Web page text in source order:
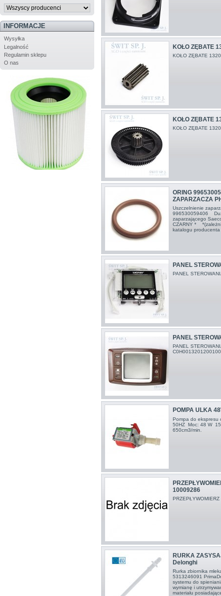
INFORMACJE
Wysyłka
Legalność
Regulamin sklepu
O nas
KOŁO ZĘBATE
KOŁO ZĘBATE
KOŁO ZĘBATE
KOŁO ZĘBATE
ORING
ZAPARZACZA
Uszczelnienie
996530059406
zaparzającego
CZARNY *
katalogu
PANEL
PANEL
PANEL
PANEL
POMPA ULKA
Pompa do
50HZ Moc: 48 W
650cm3/min.
10009286
RURKA
Delonghi
Rurka zbiornika
5313246091
systemu do
wymianę i
materiału